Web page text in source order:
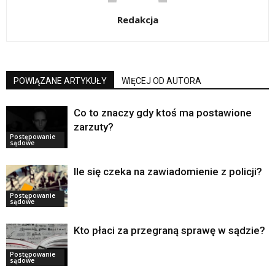
Redakcja
POWIĄZANE ARTYKUŁY WIĘCEJ OD AUTORA
Postępowanie
sądowe
Co to znaczy gdy ktoś ma postawione
zarzuty?
Postępowanie
sądowe
Ile się czeka na zawiadomienie z policji?
Postępowanie
sądowe
Kto płaci za przegraną sprawę w sądzie?